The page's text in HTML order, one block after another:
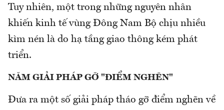
Tuy nhiên, một trong những nguyên nhân
khiến kinh tế vùng Đông Nam Bộ chịu nhiều
kìm nén là do hạ tầng giao thông kém phát
triển.
NĂM GIẢI PHÁP GỠ "ĐIỂM NGHẼN"
Đưa ra một số giải pháp tháo gỡ điểm nghẽn về